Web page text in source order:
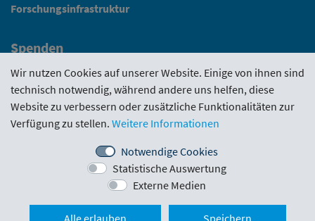
Forschungsinfrastruktur
Spenden
Fundraising
News
Intranet
Förderrichtlinie · Funding Portal Evaluierungen
Downloads
Wir nutzen Cookies auf unserer Website. Einige von ihnen sind
technisch notwendig, während andere uns helfen, diese
Website zu verbessern oder zusätzliche Funktionalitäten zur
Verfügung zu stellen. Weitere Informationen
Notwendige Cookies
Statistische Auswertung
Externe Medien
Alle erlauben Speichern